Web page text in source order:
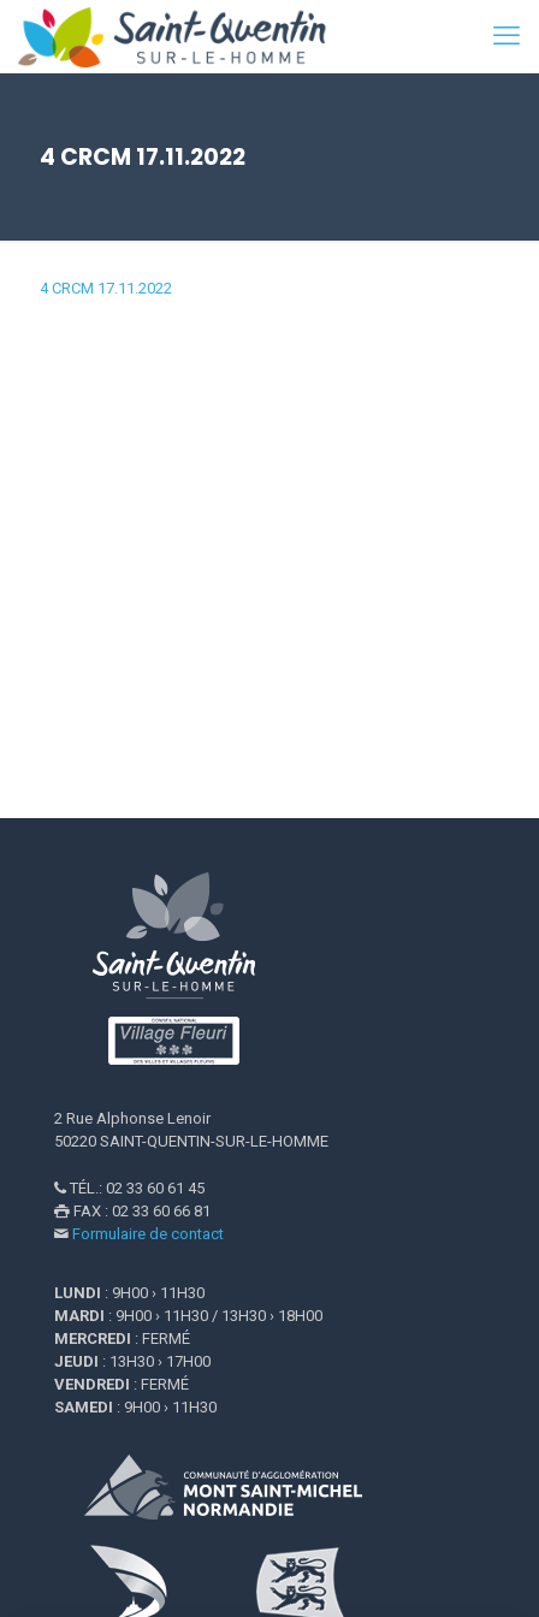
4 CRCM 17.11.2022
4 CRCM 17.11.2022
2 Rue Alphonse Lenoir
50220 SAINT-QUENTIN-SUR-LE-HOMME
 TÉL.: 02 33 60 61 45
 FAX : 02 33 60 66 81
 Formulaire de contact
LUNDI : 9H00 › 11H30
MARDI : 9H00 › 11H30 / 13H30 › 18H00
MERCREDI : FERMÉ
JEUDI : 13H30 › 17H00
VENDREDI : FERMÉ
SAMEDI : 9H00 › 11H30